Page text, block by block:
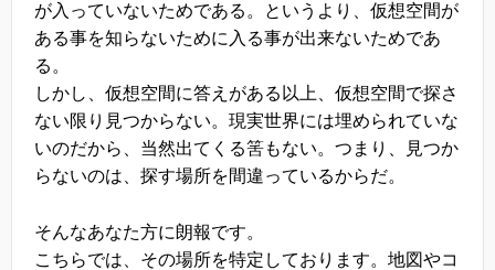
が入っていないためである。というより、仮想空間が
ある事を知らないために入る事が出来ないためであ
る。
しかし、仮想空間に答えがある以上、仮想空間で探さ
ない限り見つからない。現実世界には埋められていな
いのだから、当然出てくる筈もない。つまり、見つか
らないのは、探す場所を間違っているからだ。
そんなあなた方に朗報です。
こちらでは、その場所を特定しております。地図やコ